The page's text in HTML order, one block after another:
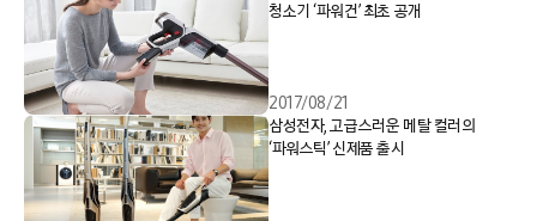
청소기 ‘파워건’ 최초 공개
2017/08/21
삼성전자, 고급스러운 메탈 컬러의
‘파워스틱’ 신제품 출시